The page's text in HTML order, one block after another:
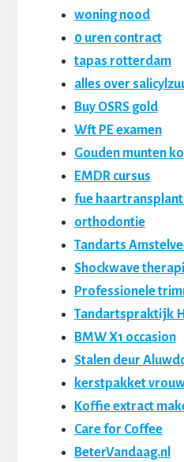
woning nood
0 uren contract
tapas rotterdam
alles over
Buy OSRS gold
Wft PE examen
Gouden munten
EMDR cursus
fue
orthodontie
Tandarts
Shockwave
Professionele
Tandartspraktijk
BMW X1 occasion
Stalen deur
kerstpakket
Koffie extract
Care for Coffee
BeterVandaag.nl